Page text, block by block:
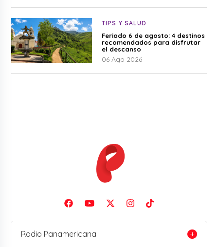
TIPS Y SALUD
Feriado 6 de agosto: 4 destinos
recomendados para disfrutar
el descanso
06 Ago 2026
Radio Panamericana